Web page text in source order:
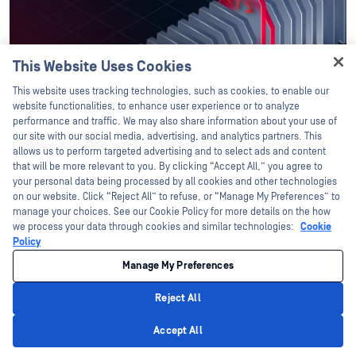
Ultimele postări
Shai-Hulud revine: viermele ChainDrop
lovește npm, infectând sute de pachete
This Website Uses Cookies
This website uses tracking technologies, such as cookies, to enable our
website functionalities, to enhance user experience or to analyze
performance and traffic. We may also share information about your use of
our site with our social media, advertising, and analytics partners. This
allows us to perform targeted advertising and to select ads and content
that will be more relevant to you. By clicking “Accept All,” you agree to
your personal data being processed by all cookies and other technologies
on our website. Click “Reject All” to refuse, or “Manage My Preferences” to
manage your choices. See our Cookie Policy for more details on the how
we process your data through cookies and similar technologies: Cookie
Policy
Manage My Preferences
Reject All
Accept All
Hey there!
I'm Ozzy, your OPSWAT virtual assistant.
How can I help you secure what's critical
today?